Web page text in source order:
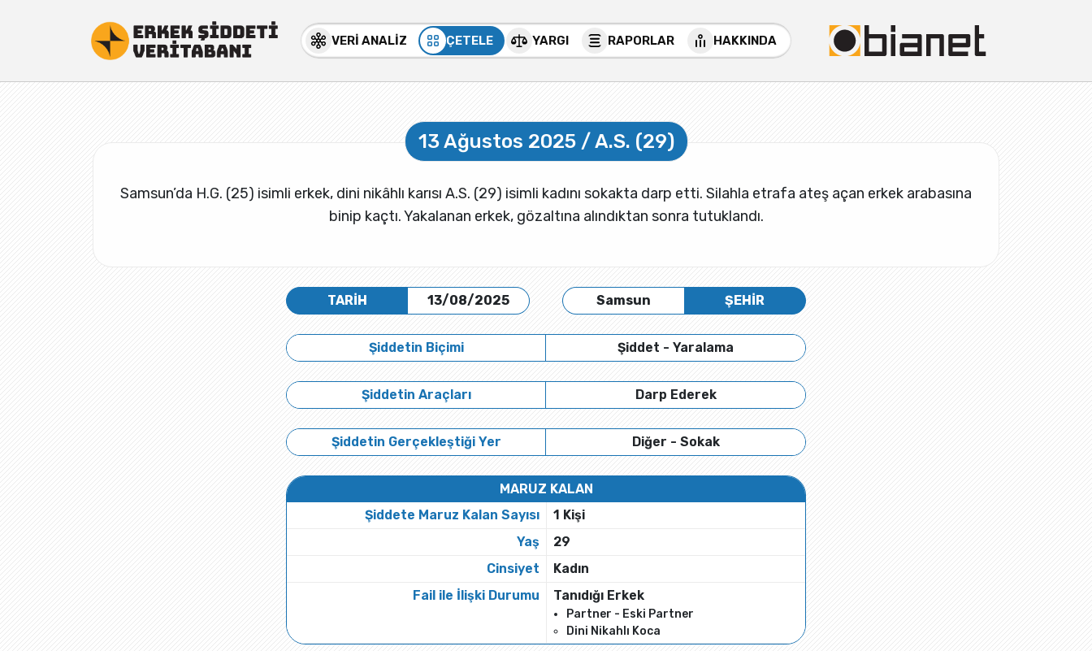
VERİ ANALİZ ÇETELE YARGI RAPORLAR HAKKINDA
13 Ağustos 2025 / A.S. (29)
Samsun’da H.G. (25) isimli erkek, dini nikâhlı karısı A.S. (29) isimli kadını sokakta darp etti. Silahla etrafa ateş açan erkek arabasına
binip kaçtı. Yakalanan erkek, gözaltına alındıktan sonra tutuklandı.
TARİH 13/08/2025 Samsun ŞEHİR
Şiddetin Biçimi Şiddet - Yaralama
Şiddetin Araçları Darp Ederek
Şiddetin Gerçekleştiği Yer Diğer - Sokak
MARUZ KALAN
Şiddete Maruz Kalan Sayısı
1 Kişi
Yaş
29
Cinsiyet
Kadın
Fail ile İlişki Durumu
Tanıdığı Erkek
Partner - Eski Partner
Dini Nikahlı Koca